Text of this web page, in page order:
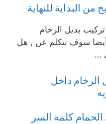
البداية للنهاية
بديل الرخام
وأيضا سوف نتكلم عن , هل
…
داخل
كلمة السر